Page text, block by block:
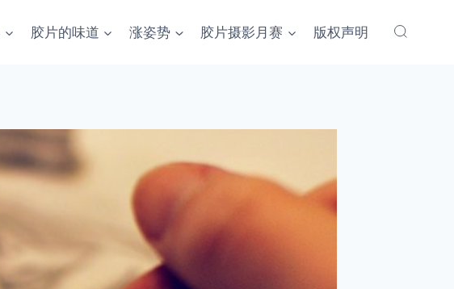
胶片的味道 涨姿势 胶片摄影月赛 版权声明